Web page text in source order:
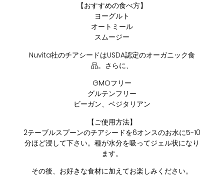
【おすすめの食べ方】
ヨーグルト
オートミール
スムージー
Nuvita社のチアシードはUSDA認定のオーガニック食
品。さらに、
GMOフリー
グルテンフリー
ビーガン、ベジタリアン
【ご使用方法】
2テーブルスプーンのチアシードを6オンスのお水に5-10
分ほど浸して下さい。種が水分を吸ってジェル状になり
ます。
その後、お好きな食材に加えてお楽しみください。